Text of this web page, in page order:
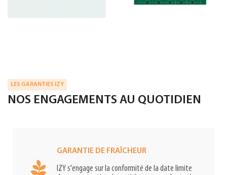
LES GARANTIES IZY
NOS ENGAGEMENTS AU QUOTIDIEN
GARANTIE DE FRAÎCHEUR
IZY s'engage sur la conformité de la date limite